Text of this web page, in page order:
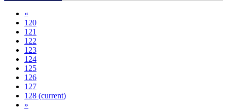
«
120
121
122
123
124
125
126
127
128 (current)
»